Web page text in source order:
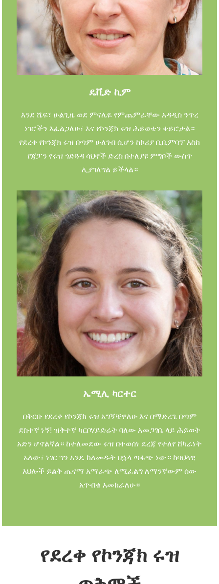
ዴቪድ ኪም
እንደ ሼፍ፣ ሁልጊዜ ወደ ምናሌዬ የምጨምራቸው አዳዲስ ንጥረ
ነገሮችን እፈልጋለሁ፣ እና የኮንጃክ ሩዝ ሕይወቴን ቀይሮታል።
የደረቀ የኮንጃክ ሩዝ በጣም ሁለገብ ሲሆን ከኮሪያ ቢቢምባፕ እስከ
የጃፓን የሩዝ ጎድጓዳ ሳህኖች ድረስ በተለያዩ ምግቦች ውስጥ
ሊያገለግል ይችላል።
ኤሚሊ ካርተር
በቅርቡ የደረቀ የኮንጃክ ሩዝ አግኝቼዋለሁ እና በማድረጌ በጣም
ደስተኛ ነኝ! ዝቅተኛ ካርቦሃይድሬት ባለው አመጋገቤ ላይ ሕይወት
አድን ሆኖልኛል። ከተለመደው ሩዝ በተወሰነ ደረጃ የተለየ ሸካራነት
አለው፣ ነገር ግን አንዴ ከለመዱት በኋላ ጣፋጭ ነው። ከባህላዊ
እህሎች ይልቅ ጤናማ አማራጭ ለሚፈልግ ለማንኛውም ሰው
አጥብቄ እመክራለሁ።
የደረቀ የኮንጃክ ሩዝ